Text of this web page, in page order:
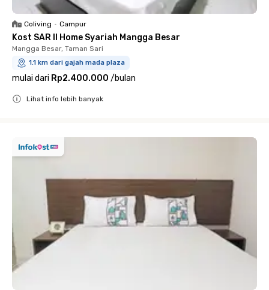
Coliving • Campur
Kost SAR II Home Syariah Mangga Besar
Mangga Besar, Taman Sari
1.1 km dari gajah mada plaza
mulai dari Rp2.400.000 /bulan
Lihat info lebih banyak